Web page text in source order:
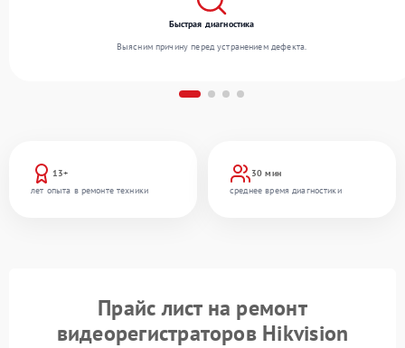
13+
лет опыта в ремонте техники
30 мин
среднее время диагностики
Быстрая диагностика
Выясним причину перед устранением дефекта.
Прайс лист на ремонт
видеорегистраторов Hikvision